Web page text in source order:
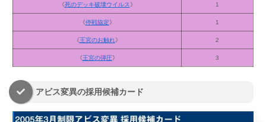
《死のデッキ破壊ウイルス》 1
《停戦協定》 1
《王宮のお触れ》 2
《王宮の弾圧》 3
アビス変異の採用候補カード